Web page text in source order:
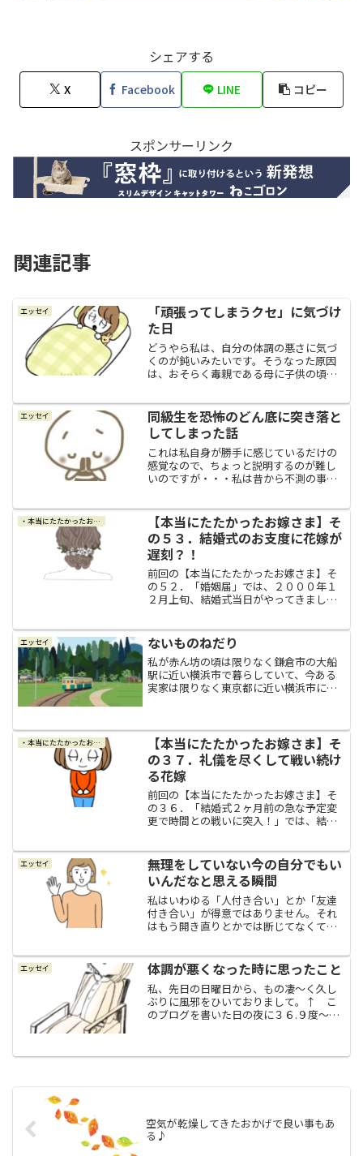
シェアする
X Facebook LINE コピー
スポンサーリンク
関連記事
エッセイ
「頑張ってしまうクセ」に気づけ
た日
どうやら私は、自分の体調の悪さに気づ
くのが鈍いみたいです。そうなった原因
は、おそらく毒親である母に子供の頃か
ていたので、私がまだ小学生や中学生く
らいの頃は、遊ぶにしても...
エッセイ
同級生を恐怖のどん底に突き落と
してしまった話
これは私自身が勝手に感じているだけの
感覚なので、ちょっと説明するのが難し
いのですが・・・私は昔から不測の事態
「これはヤバい」とか「こうした方がい
い」とか分かるような気がす...
・本当にたたかったお嫁さま
【本当にたたかったお嫁さま】そ
の５３．結婚式のお支度に花嫁が
遅刻？！
前回の【本当にたたかったお嫁さま】そ
の５２．「婚姻届」では、２０００年１
２月上旬、結婚式当日がやってきまし
へ行き、婚姻届を出しました。受付で
は、年配の男性に「はい、確認...
エッセイ ないものねだり
私が赤ん坊の頃は限りなく鎌倉市の大船
駅に近い横浜市で暮らしていて、今ある
実家は限りなく東京都に近い横浜市にあ
言うことになるみたい。そして、今の実
家がある沿線はいわゆる新...
・本当にたたかったお嫁さま
【本当にたたかったお嫁さま】そ
の３７．礼儀を尽くして戦い続け
る花嫁
前回の【本当にたたかったお嫁さま】そ
の３６．「結婚式２ヶ月前の急な予定変
更で時間との戦いに突入！」では、結婚
ることになりました。あまりにも急遽で
結婚式までに時間がなかっ...
エッセイ
無理をしていない今の自分でもい
いんだなと思える瞬間
私はいわゆる「人付き合い」とか「友達
付き合い」が得意ではありません。それ
はもう開き直りとかでは断じてなくてで
も、５０年以上生きて来た結果、自分で
自分のそういうところを認...
エッセイ 体調が悪くなった時に思ったこと
私、先日の日曜日から、もの凄～く久し
ぶりに風邪をひいておりまして。↑ こ
のブログを書いた日の夜に３６.９度～３
出ていません。なのに、つらい、つらす
空気が乾燥してきたおかげで良い事もあ
る♪